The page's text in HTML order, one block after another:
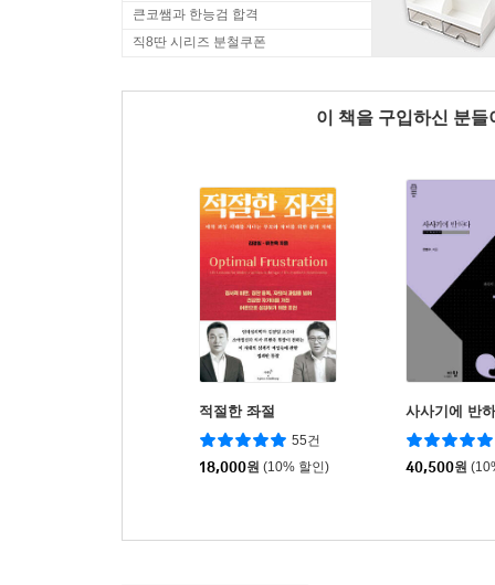
큰코쌤과 한능검 합격
직8딴 시리즈 분철쿠폰
이 책을 구입하신 분
적절한 좌절
55건
18,000원 (10% 할인)
사사기에 반
40,500원